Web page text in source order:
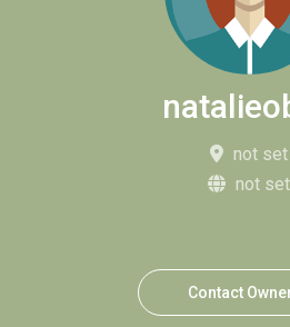
not set
not set
Contact